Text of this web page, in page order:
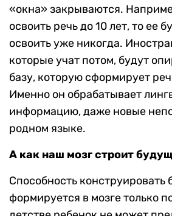
«окна» закрываются.
освоить речь до 10 лет, то ее
освоить уже никогда.
которые учат потом, будут
базу, которую сформирует
Именно он обрабатывает
информацию, даже новые
родном языке.
А как наш мозг строит
Способность конструировать
формируется в мозге только